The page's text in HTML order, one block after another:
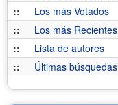
::
Los más Votados
::
Los más Recientes
::
Lista de autores
::
Últimas búsquedas